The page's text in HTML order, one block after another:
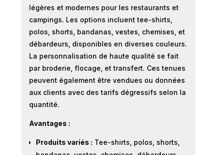
légères et modernes pour les restaurants et
campings. Les options incluent tee-shirts,
polos, shorts, bandanas, vestes, chemises, et
débardeurs, disponibles en diverses couleurs.
La personnalisation de haute qualité se fait
par broderie, flocage, et transfert. Ces tenues
peuvent également être vendues ou données
aux clients avec des tarifs dégressifs selon la
quantité.
Avantages :
Produits variés : Tee-shirts, polos, shorts,